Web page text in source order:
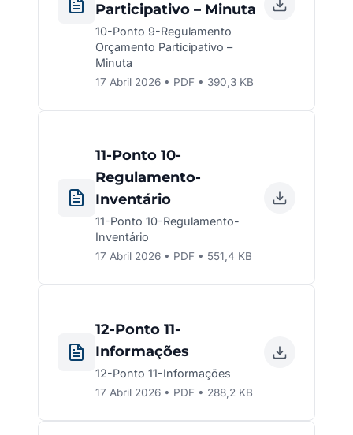
Participativo – Minuta
10-Ponto 9-Regulamento
Orçamento Participativo –
Minuta
17 Abril 2026 • PDF • 390,3 KB
11-Ponto 10-
Regulamento-
Inventário
11-Ponto 10-Regulamento-
Inventário
17 Abril 2026 • PDF • 551,4 KB
12-Ponto 11-
Informações
12-Ponto 11-Informações
17 Abril 2026 • PDF • 288,2 KB